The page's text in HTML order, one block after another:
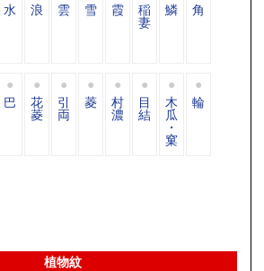
水 浪 雲 雪 霞 稲
妻
鱗 角
巴 花
菱
引
両
菱 村
濃
目
結
木
瓜
・
窠
輪
植物紋